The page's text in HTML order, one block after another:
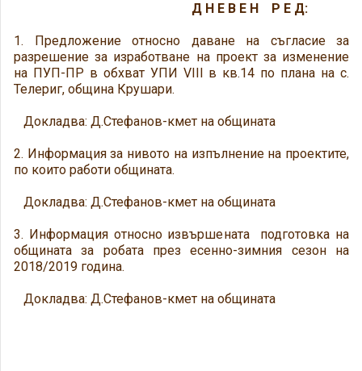
Д Н Е В Е Н Р Е Д:
1. Предложение относно даване на съгласие за
разрешение за изработване на проект за изменение
на ПУП-ПР в обхват УПИ VIII в кв.14 по плана на с.
Телериг, община Крушари.
Докладва: Д.Стефанов-кмет на общината
2. Информация за нивото на изпълнение на проектите,
по които работи общината.
Докладва: Д.Стефанов-кмет на общината
3. Информация относно извършената подготовка на
общината за робата през есенно-зимния сезон на
2018/2019 година.
Докладва: Д.Стефанов-кмет на общината